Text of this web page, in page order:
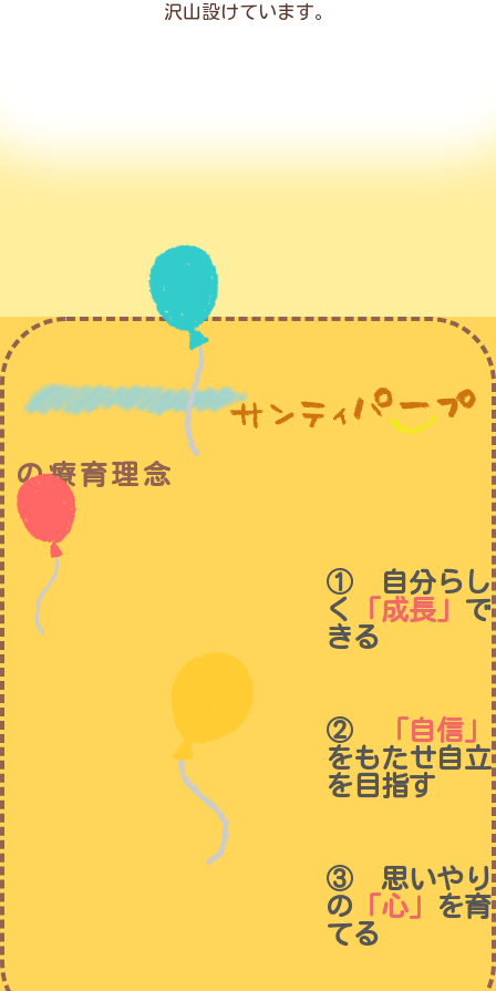
沢山設けています。
の療育理念
① 自分らし
く
「成長」 で
きる
②
「自信」
をもたせ自立
を目指す
③ 思いやり
の 「心」
を育
てる